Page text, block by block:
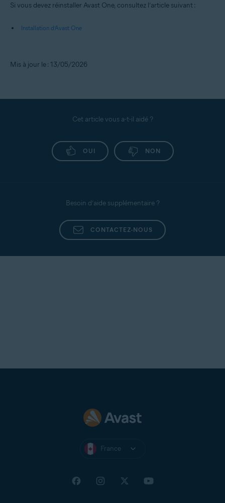
Si vous devez réinstaller Avast One, consultez l’article suivant :
Installation d’Avast One
Mis à jour le : 13/05/2026
Cet article vous a-t-il aidé ?
OUI NON
Besoin d’aide supplémentaire ?
CONTACTEZ-NOUS
France